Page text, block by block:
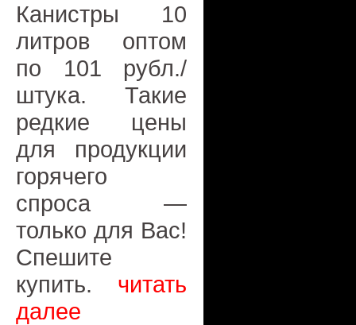
Канистры 10
литров оптом
по 101 рубл./
штука. Такие
редкие цены
для продукции
горячего
спроса —
только для Вас!
Спешите
купить. читать
далее